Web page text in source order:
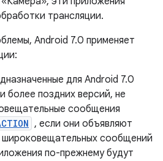
трансляции.
Android 7.0 применяет
для Android 7.0
более поздних версий, не
сообщения
, если они объявляют
широковещательных сообщений
по-прежнему будут